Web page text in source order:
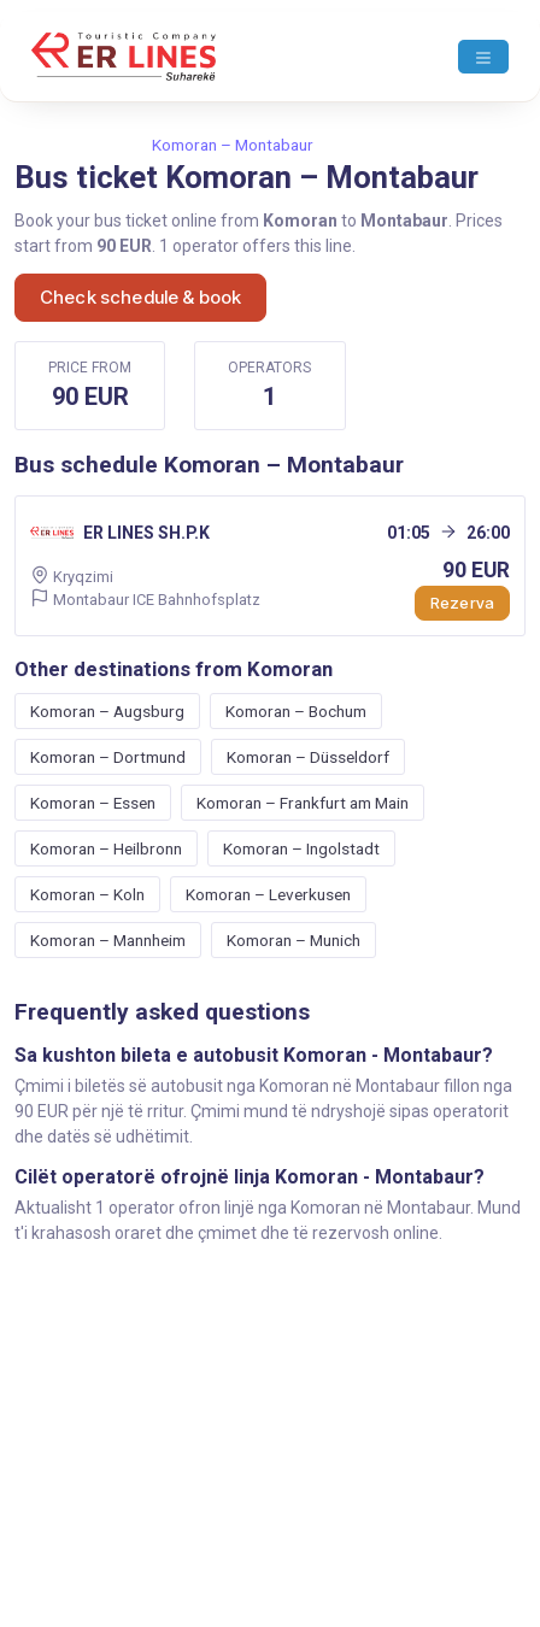
Komoran – Montabaur
Bus ticket Komoran – Montabaur
Book your bus ticket online from Komoran to Montabaur . Prices
start from 90 EUR . 1 operator offers this line.
Check schedule & book
PRICE FROM
90 EUR
OPERATORS
1
Bus schedule Komoran – Montabaur
ER LINES SH.P.K 01:05 26:00
Kryqzimi
Montabaur ICE Bahnhofsplatz
90 EUR
Rezerva
Other destinations from Komoran
Komoran – Augsburg Komoran – Bochum
Komoran – Dortmund Komoran – Düsseldorf
Komoran – Essen Komoran – Frankfurt am Main
Komoran – Heilbronn Komoran – Ingolstadt
Komoran – Koln Komoran – Leverkusen
Komoran – Mannheim Komoran – Munich
Frequently asked questions
Sa kushton bileta e autobusit Komoran - Montabaur?
Çmimi i biletës së autobusit nga Komoran në Montabaur fillon nga
90 EUR për një të rritur. Çmimi mund të ndryshojë sipas operatorit
dhe datës së udhëtimit.
Cilët operatorë ofrojnë linja Komoran - Montabaur?
Aktualisht 1 operator ofron linjë nga Komoran në Montabaur. Mund
t'i krahasosh oraret dhe çmimet dhe të rezervosh online.